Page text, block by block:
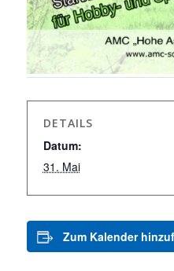
DETAILS
Datum:
31. Mai
Zum Kalender